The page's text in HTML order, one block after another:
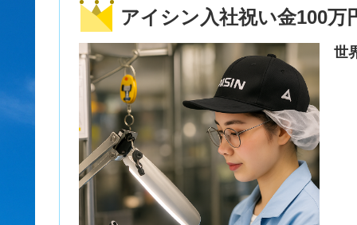
アイシン入社祝い金100万
世